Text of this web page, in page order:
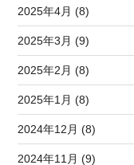
2025年4月 (8)
2025年3月 (9)
2025年2月 (8)
2025年1月 (8)
2024年12月 (8)
2024年11月 (9)